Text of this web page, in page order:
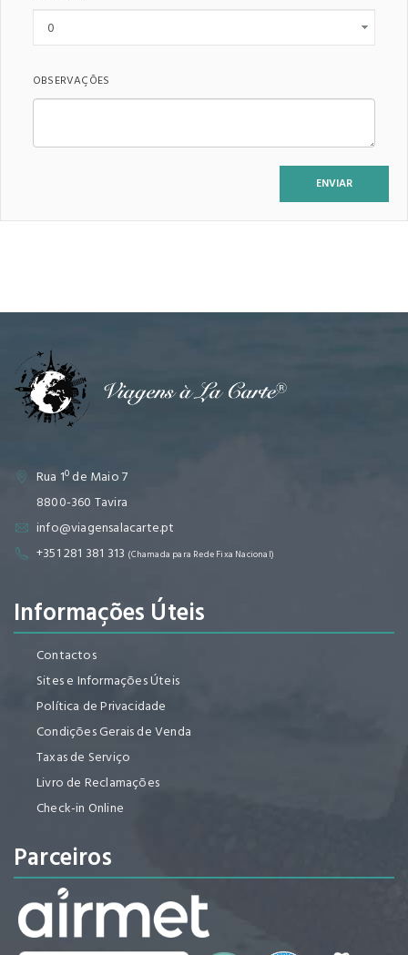
OBSERVAÇÕES
Rua 1º de Maio 7
8800-360 Tavira
info@viagensalacarte.pt
+351 281 381 313 (Chamada para Rede Fixa Nacional)
Informações Úteis
Contactos
Sites e Informações Úteis
Política de Privacidade
Condições Gerais de Venda
Taxas de Serviço
Livro de Reclamações
Check-in Online
Parceiros